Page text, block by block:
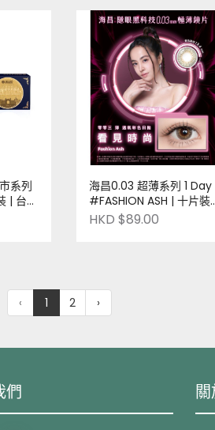
系列
海昌0.03 超薄系列 1 Day
#FASHION ASH | 十片裝
台灣品牌 | Pre-order
HKD $89.00
‹ 1 2 ›
們